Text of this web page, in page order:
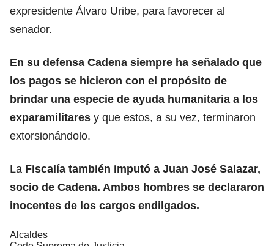
expresidente Álvaro Uribe, para favorecer al
senador.
En su defensa Cadena siempre ha señalado que
los pagos se hicieron con el propósito de
brindar una especie de ayuda humanitaria a los
exparamilitares y que estos, a su vez, terminaron
extorsionándolo.
La Fiscalía también imputó a Juan José Salazar,
socio de Cadena. Ambos hombres se declararon
inocentes de los cargos endilgados.
Alcaldes